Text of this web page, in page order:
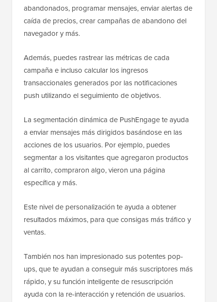
abandonados, programar mensajes, enviar alertas de
caída de precios, crear campañas de abandono del
navegador y más.
Además, puedes rastrear las métricas de cada
campaña e incluso calcular los ingresos
transaccionales generados por las notificaciones
push utilizando el seguimiento de objetivos.
La segmentación dinámica de PushEngage te ayuda
a enviar mensajes más dirigidos basándose en las
acciones de los usuarios. Por ejemplo, puedes
segmentar a los visitantes que agregaron productos
al carrito, compraron algo, vieron una página
específica y más.
Este nivel de personalización te ayuda a obtener
resultados máximos, para que consigas más tráfico y
ventas.
También nos han impresionado sus potentes pop-
ups, que te ayudan a conseguir más suscriptores más
rápido, y su función inteligente de resuscripción
ayuda con la re-interacción y retención de usuarios.